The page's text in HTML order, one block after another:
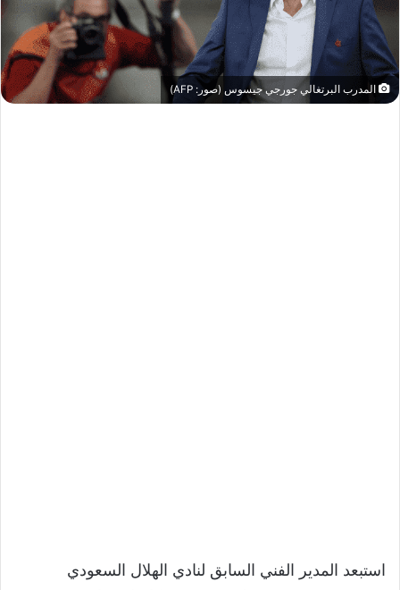
المدرب البرتغالي جورجي جيسوس (صور: AFP)
استبعد المدير الفني السابق لنادي الهلال السعودي